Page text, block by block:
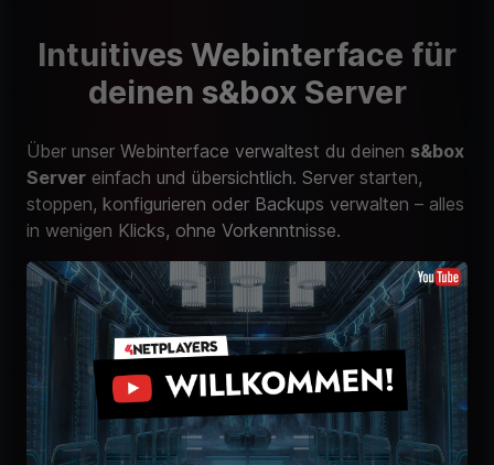
Intuitives Webinterface für
deinen s&box Server
Über unser Webinterface verwaltest du deinen s&box
Server einfach und übersichtlich. Server starten,
stoppen, konfigurieren oder Backups verwalten – alles
in wenigen Klicks, ohne Vorkenntnisse.